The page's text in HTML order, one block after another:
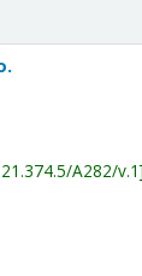
A282/v.1